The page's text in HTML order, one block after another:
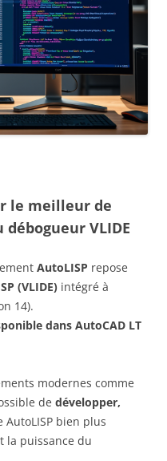
le meilleur de
VLIDE
AutoLISP repose
(VLIDE) intégré à
14).
dans AutoCAD LT
modernes comme
de développer,
AutoLISP bien plus
la puissance du